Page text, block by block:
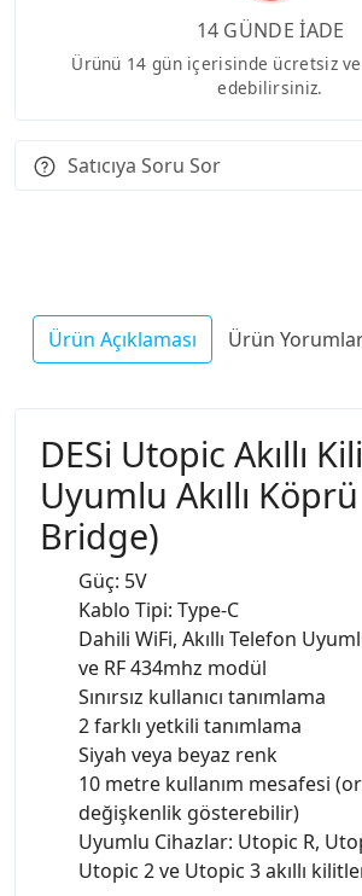
14 GÜNDE İADE
Ürünü 14 gün içerisinde ücretsiz
edebilirsiniz.
Satıcıya Soru Sor
Ürün Açıklaması Ürün
DESi Utopic Akıllı
Uyumlu Akıllı
Bridge)
Güç: 5V
Kablo Tipi: Type-C
Dahili WiFi, Akıllı Telefon
ve RF 434mhz modül
Sınırsız kullanıcı tanımlama
2 farklı yetkili tanımlama
Siyah veya beyaz renk
10 metre kullanım mesafesi
değişkenlik gösterebilir)
Uyumlu Cihazlar: Utopic R,
Utopic 2 ve Utopic 3 akıllı